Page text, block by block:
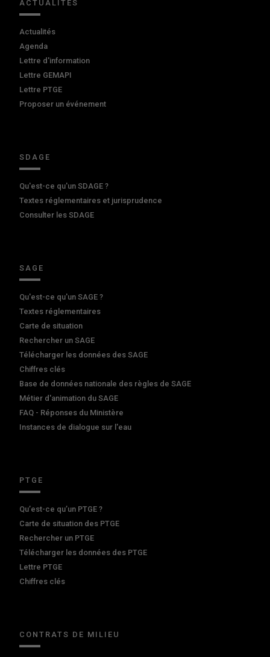
ACTUALITÉS
Actualités
Agenda
Lettre d'information
Lettre GEMAPI
Lettre PTGE
Proposer un événement
SDAGE
Qu'est-ce qu'un SDAGE ?
Textes réglementaires et jurisprudence
Consulter les SDAGE
SAGE
Qu'est-ce qu'un SAGE ?
Textes réglementaires
Carte de situation
Rechercher un SAGE
Télécharger les données des SAGE
Chiffres clés
Base de données nationale des règles de SAGE
Métier d'animation du SAGE
FAQ - Réponses du Ministère
Instances de dialogue sur l'eau
PTGE
Qu’est-ce qu’un PTGE ?
Carte de situation des PTGE
Rechercher un PTGE
Télécharger les données des PTGE
Lettre PTGE
Chiffres clés
CONTRATS DE MILIEU